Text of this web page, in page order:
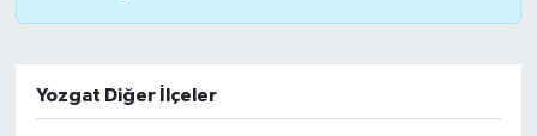
Yozgat Diğer İlçeler